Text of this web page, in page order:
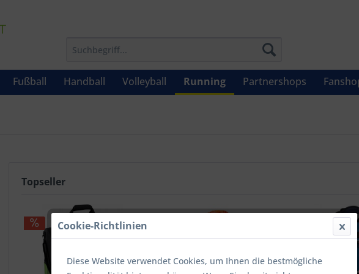
Fußball Handball Volleyball Running Partnershops
Topseller
Cookie-Richtlinien
Diese Website verwendet Cookies, um Ihnen die bestmögliche